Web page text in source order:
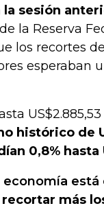
la sesión
la Reserva
los recortes
esperaban
histórico de
0,8% hasta
recortar más